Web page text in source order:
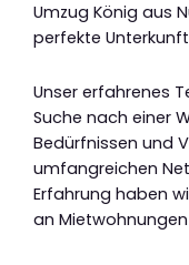
Umzug König aus
perfekte
Unser erfahrenes
Suche nach einer
Bedürfnissen und
umfangreichen
Erfahrung haben
an